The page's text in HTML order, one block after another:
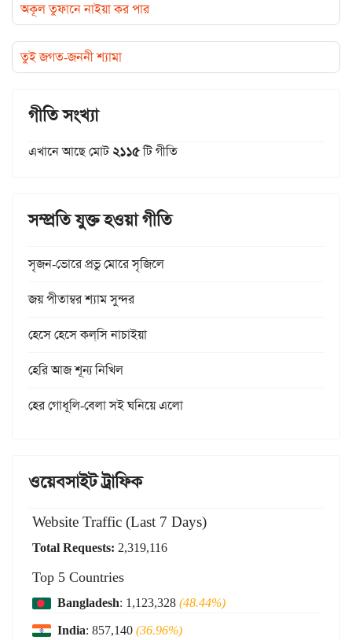
অকূল তুফানে নাইয়া কর পার
তুই জগত-জননী শ্যামা
গীতি সংখ্যা
এখানে আছে মোট২১১৫টি গীতি
সম্প্রতি যুক্ত হওয়া গীতি
সৃজন-ভোরে প্রভু মোরে সৃজিলে
জয় পীতাম্বর শ্যাম সুন্দর
হেসে হেসে কল্‌সি নাচাইয়া
হেরি আজ শূন্য নিখিল
হের গোধূলি-বেলা সই ঘনিয়ে এলো
ওয়েবসাইট ট্রাফিক
Website Traffic (Last 7 Days)
Total Requests: 2,319,116
Top 5 Countries
Bangladesh: 1,123,328(48.44%)
India: 857,140(36.96%)